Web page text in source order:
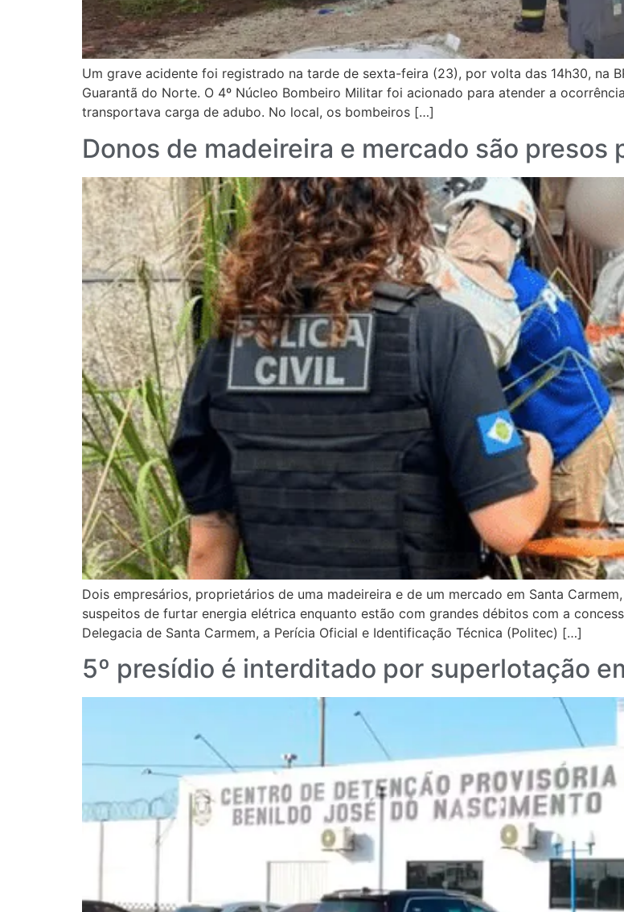
Um grave acidente foi registrado na tarde de sexta-feira (23), por volta das 14h30, na
Guarantã do Norte. O 4º Núcleo Bombeiro Militar foi acionado para atender a
transportava carga de adubo. No local, os bombeiros […]
Donos de madeireira e mercado são
Dois empresários, proprietários de uma madeireira e de um mercado em Santa
suspeitos de furtar energia elétrica enquanto estão com grandes débitos com a
Delegacia de Santa Carmem, a Perícia Oficial e Identificação Técnica (Politec) […]
5º presídio é interditado por superlotação